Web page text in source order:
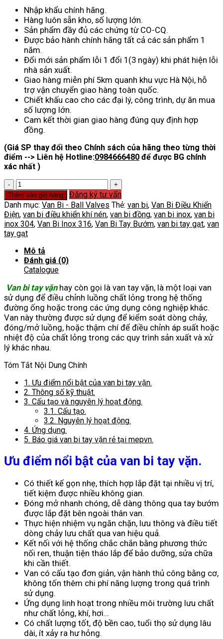
Nhập khẩu chính hãng.
Hàng luôn sẵn kho, số lượng lớn.
Sản phẩm đầy đủ các chứng từ CO-CQ.
Được bảo hành chính hãng tất cả các sản phẩm 1
năm.
Đổi mới sản phẩm lỗi 1 đổi 1(3 ngày) khi phát hiện lỗi
nhà sản xuất.
Giao hàng miễn phí 5km quanh khu vực Hà Nội, hỗ
trợ vận chuyển giao hàng toàn quốc.
Chiết khấu cao cho các đại lý, công trình, dự ăn mua
số lượng lớn.
Cam kết thời gian giao hàng đúng quy định hợp
đồng.
(Giá SP thay đổi theo Chính sách của hãng theo từng thời
điểm --> Liên hệ Hotline:0984666480 để được BG chính
xác nhất )
Van
Bi
Tay
Vặn
số
lượng
Thêm vào giỏ hàng
Đăng ký tư vấn
Danh mục: Van Bi - Ball Valves Thẻ: van bi, Van Bi Điều Khiển
Điện, van bi điều khiển khí nén, van bi đồng, van bi inox, van bi
inox 304, Van Bi Inox 316, Van Bi Tay Bướm, van bi tay gạt, van
tay gạt
Mô tả
Đánh giá (0)
Catalogue
Van bi tay vặnhay còn gọi là van tay vặn, là một loại van
sử dụng để điều chỉnh luồng chất lỏng trong hệ thống
đường ống hoặc trong các ứng dụng công nghiệp khác.
Van này thường được sử dụng để kiểm soát dòng chảy,
đóng/mở luồng, hoặc thậm chí để điều chỉnh áp suất hoặc
nhiệt độ của chất lỏng trong các quy trình sản xuất và xử
lý khác nhau.
Tóm Tắt Nội Dung Chính
1. Ưu điểm nổi bật của van bi tay vặn.
2. Thông số kỹ thuật.
3. Cấu tạo và nguyên lý hoạt động.
3.1. Cấu tạo.
3.2. Nguyên lý hoạt động.
4. Ứng dụng.
5. Báo giá van bi tay vặn rẻ tại mepvn.
Ưu điểm nổi bật của van bi tay vặn.
Có thiết kế gọn nhẹ, thích hợp lắp đặt tại nhiều vị trí,
tiết kiệm được nhiều không gian.
Đóng mở nhanh chóng, dễ dàng thông qua tay bướm
được lắp đặt bên ngoài thân van.
Thực hiện nhiệm vụ ngăn chặn, lưu thông và điều tiết
dòng chảy lưu chất qua van hiệu quả.
Kết nối với hệ thống chắc chắn bằng phương thức
nối ren, thuận tiện tháo lắp để bảo dưỡng, sửa chữa
khi cần thiết.
Van có cấu tạo đơn giản, vận hành thủ công bằng cơ,
không tốn thêm chi phí năng lượng trong quá trình
sử dụng.
Ứng dụng linh hoạt trong nhiều môi trường lưu chất
như chất lỏng, khí, hơi…
Có chất lượng tốt, độ bền cao, tuổi thọ sử dụng lâu
dài, ít xảy ra hư hỏng.